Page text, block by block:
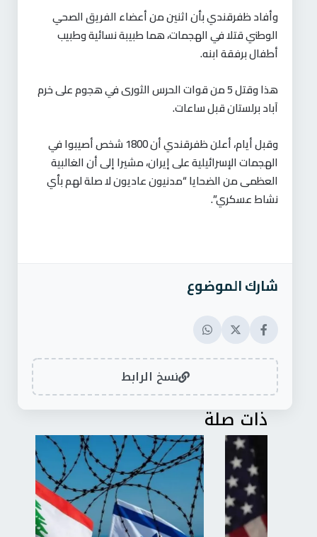
وأفاد ظفرقندي بأن اثنين من أعضاء الفريق الصحي
الوطني قتلا في الهجمات، هما طبيبة نسائية وطبيب
أطفال برفقة ابنه.
هذا وقتل 5 من قوات الحرس الثوری في هجوم على خرم
آباد برلستان قبل ساعات.
وقبل أيام، أعلن ظفرقندي أن 1800 شخص أصيبوا في
الهجمات الإسرائيلية على إيران، مشيرا إلى أن الغالبية
العظمى من الضحايا “مدنيون عاديون لا صلة لهم بأي
نشاط عسكري”.
شارك الموضوع
نسخ الرابط
ذات صلة